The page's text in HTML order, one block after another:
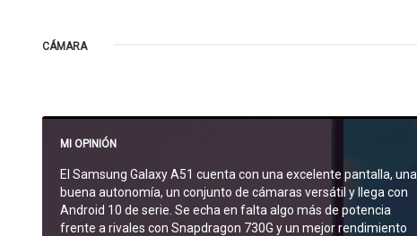
CÁMARA
MI OPINIÓN
El Samsung Galaxy A51 cuenta con una excelente pantalla, una
buena autonomía, un conjunto de cámaras versátil y llega con
Android 10 de serie. Se echa en falta algo más de potencia
frente a rivales con Snapdragon 730G y un mejor rendimiento